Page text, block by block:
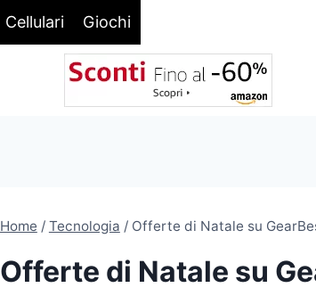
Cellulari Giochi
Home / Tecnologia / Offerte di Natale su
Offerte di Natale su